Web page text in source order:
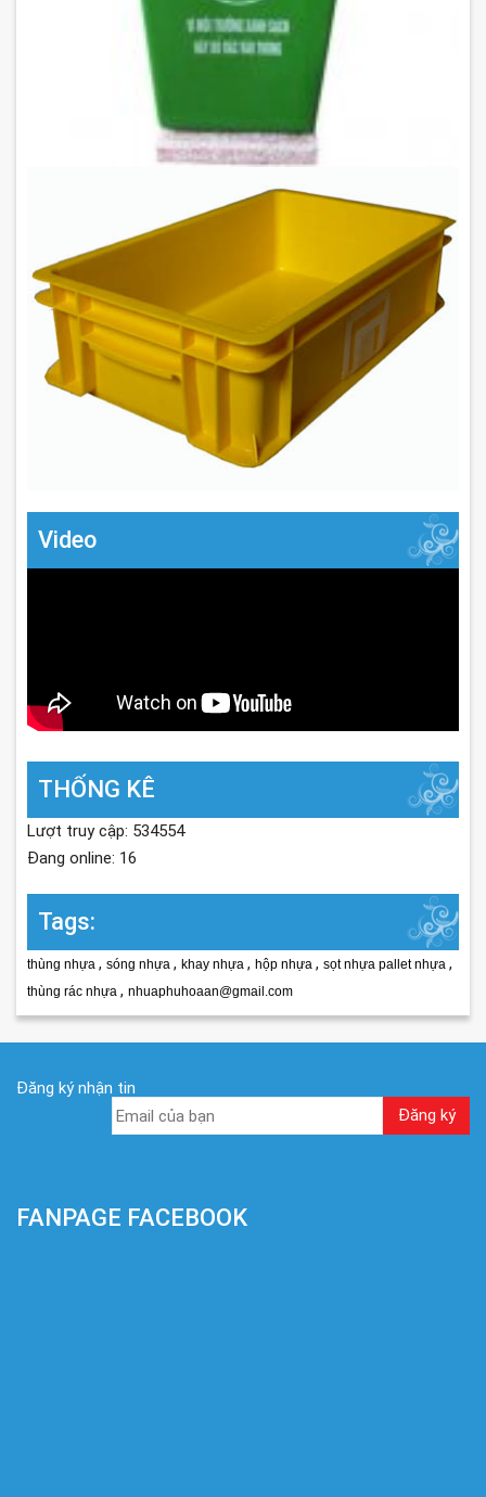
Video
THỐNG KÊ
Lượt truy cập: 534554
Đang online: 16
Tags:
thùng nhựa , sóng nhựa , khay nhựa , hộp nhựa , sọt nhựa pallet nhựa ,
thùng rác nhựa , nhuaphuhoaan@gmail.com
Đăng ký nhận tin
FANPAGE FACEBOOK